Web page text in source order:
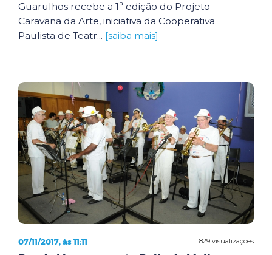
Guarulhos recebe a 1ª edição do Projeto
Caravana da Arte, iniciativa da Cooperativa
Paulista de Teatr... [saiba mais]
829 visualizações
07/11/2017, às 11:11